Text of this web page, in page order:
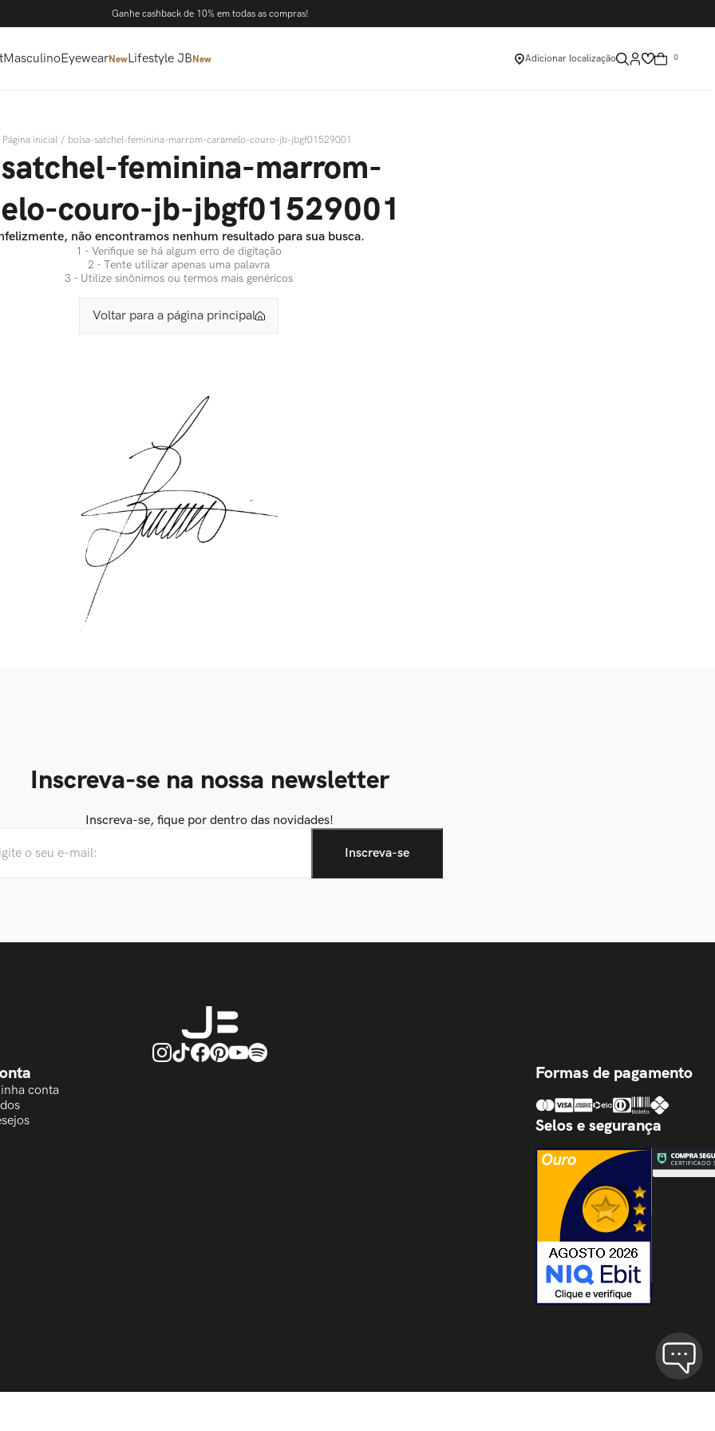
Ganhe cashback de 10% em todas as compras!
MasculinoEyewearNewLifestyle JBNew Adicionar localização 0
bolsa-satchel-feminina-marrom-caramelo-couro-jb-jbgf01529001
feminina-marrom-
couro-jb-jbgf01529001
não encontramos nenhum resultado para sua busca.
1 - Verifique se há algum erro de digitação
2 - Tente utilizar apenas uma palavra
3 - Utilize sinônimos ou termos mais genéricos
Voltar para a página principal
Inscreva-se na nossa newsletter
Inscreva-se, fique por dentro das novidades!
conta
Formas de pagamento
Selos e segurança